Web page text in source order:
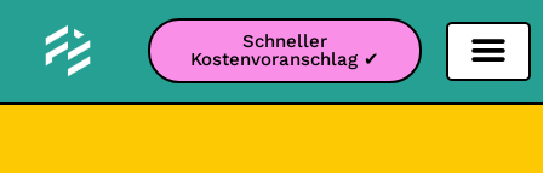
Schneller
Kostenvoranschlag ✔